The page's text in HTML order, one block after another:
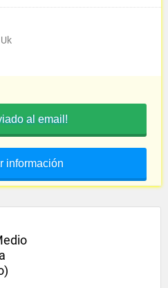
al email!
información